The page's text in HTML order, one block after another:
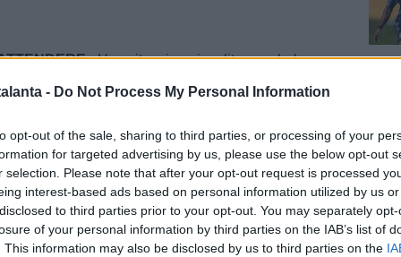
- Do Not Process My Personal Information
opt-out of the sale, sharing to third parties, or processing of your
for targeted advertising by us, please use the below opt-out
selection. Please note that after your opt-out request is processed
interest-based ads based on personal information utilized by us
to third parties prior to your opt-out. You may separately
of your personal information by third parties on the IAB’s list of
This information may also be disclosed by us to third parties on the
-Una situazione insolita e un bel
. I giallorossi
entrata sia in uscita. Da cinque giorni, vale a dire
sono però senza direttore sportivo.
DEI FRIEDKIN -
E qui arriviamo all'ultima novità,
dello Sport. Secondo il quotidiano, per smuovere
intervenutoRyan Friedkinin prima persona. Il